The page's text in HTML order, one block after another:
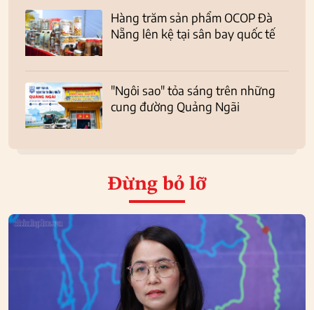
Hàng trăm sản phẩm OCOP Đà
Nẵng lên kệ tại sân bay quốc tế
"Ngôi sao" tỏa sáng trên những
cung đường Quảng Ngãi
Đừng bỏ lỡ